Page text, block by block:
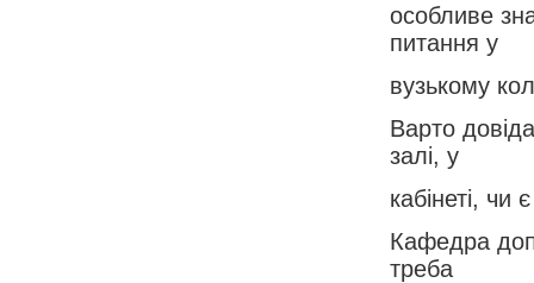
особливе
питання у
вузькому
Варто
залі, у
кабінеті,
Кафедра
треба